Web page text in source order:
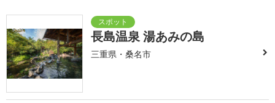
長島温泉 湯あみの島
三重県・桑名市